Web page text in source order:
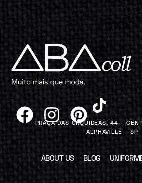
PRAÇA DAS ORQUIDEAS, 44 -
ALPHAVILLE - SP
ABOUT US BLOG